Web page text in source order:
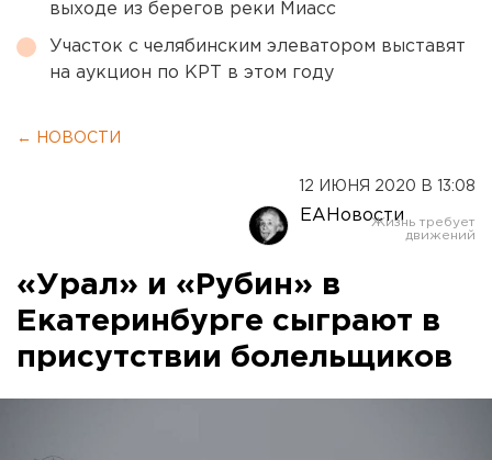
выходе из берегов реки Миасс
Участок с челябинским элеватором выставят
на аукцион по КРТ в этом году
← НОВОСТИ
12 ИЮНЯ 2020 В 13:08
ЕАНовости
«Урал» и «Рубин» в
Екатеринбурге сыграют в
присутствии болельщиков